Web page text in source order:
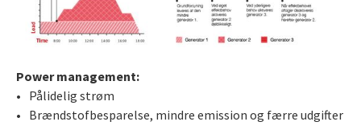
Power management:
Pålidelig strøm
Brændstofbesparelse, mindre emission og færre udgifter